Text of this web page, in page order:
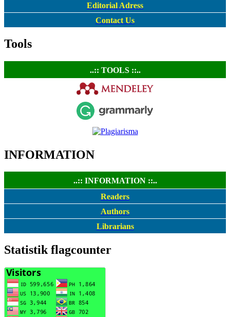
Editorial Adress
Contact Us
Tools
..:: TOOLS ::..
INFORMATION
..:: INFORMATION ::..
Readers
Authors
Librarians
Statistik flagcounter